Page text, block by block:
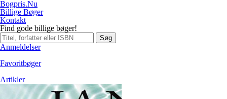
Bogpris.Nu
Billige Bøger
Kontakt
Find gode billige bøger!
Søg
Anmeldelser
Favoritbøger
Artikler